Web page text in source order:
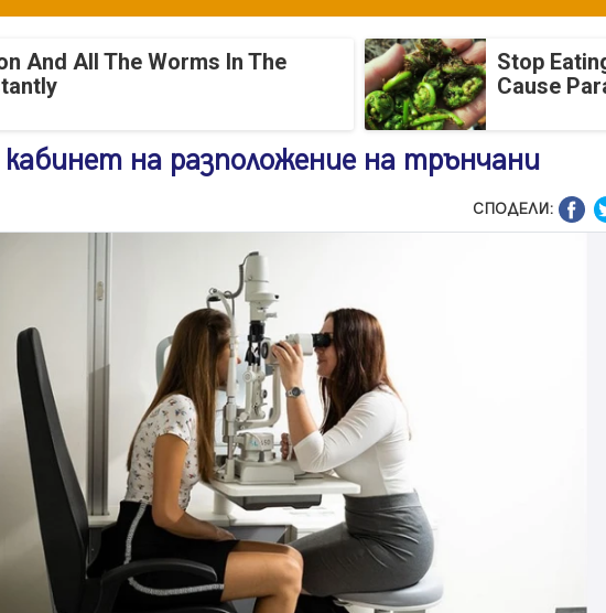
And All The Worms In The
Stop
Cause
на разположение на трънчани
СПОДЕЛИ: